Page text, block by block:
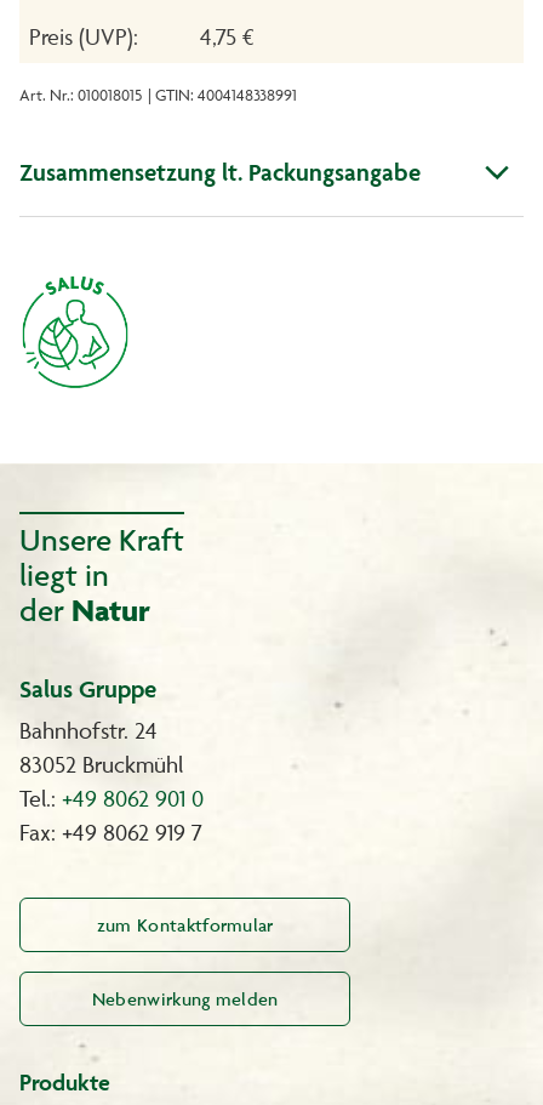
Preis (UVP):
4,75 €
Art. Nr.: 010018015 | GTIN: 4004148338991
Zusammensetzung lt. Packungsangabe
Unsere Kraft
liegt in
der Natur
Salus Gruppe
Bahnhofstr. 24
83052 Bruckmühl
Tel.: +49 8062 901 0
Fax: +49 8062 919 7
zum Kontaktformular
Nebenwirkung melden
Produkte